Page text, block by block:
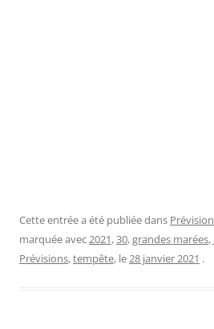
Cette entrée a été publiée dans
marquée avec2021,30,grandes marées,
Prévisions,tempête, le28 janvier 2021 .